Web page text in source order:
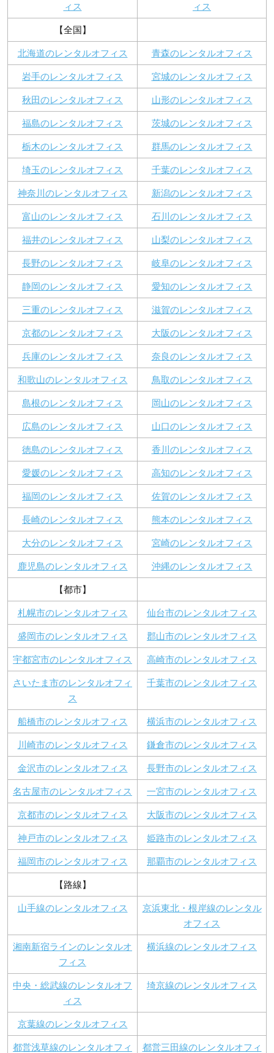
ィス
ィス
【全国】
北海道のレンタルオフィス 青森のレンタルオフィス
岩手のレンタルオフィス 宮城のレンタルオフィス
秋田のレンタルオフィス 山形のレンタルオフィス
福島のレンタルオフィス 茨城のレンタルオフィス
栃木のレンタルオフィス 群馬のレンタルオフィス
埼玉のレンタルオフィス 千葉のレンタルオフィス
神奈川のレンタルオフィス 新潟のレンタルオフィス
富山のレンタルオフィス 石川のレンタルオフィス
福井のレンタルオフィス 山梨のレンタルオフィス
長野のレンタルオフィス 岐阜のレンタルオフィス
静岡のレンタルオフィス 愛知のレンタルオフィス
三重のレンタルオフィス 滋賀のレンタルオフィス
京都のレンタルオフィス 大阪のレンタルオフィス
兵庫のレンタルオフィス 奈良のレンタルオフィス
和歌山のレンタルオフィス 鳥取のレンタルオフィス
島根のレンタルオフィス 岡山のレンタルオフィス
広島のレンタルオフィス 山口のレンタルオフィス
徳島のレンタルオフィス 香川のレンタルオフィス
愛媛のレンタルオフィス 高知のレンタルオフィス
福岡のレンタルオフィス 佐賀のレンタルオフィス
長崎のレンタルオフィス 熊本のレンタルオフィス
大分のレンタルオフィス 宮崎のレンタルオフィス
鹿児島のレンタルオフィス 沖縄のレンタルオフィス
【都市】
札幌市のレンタルオフィス 仙台市のレンタルオフィス
盛岡市のレンタルオフィス 郡山市のレンタルオフィス
宇都宮市のレンタルオフィス 高崎市のレンタルオフィス
さいたま市のレンタルオフィ
ス
千葉市のレンタルオフィス
船橋市のレンタルオフィス 横浜市のレンタルオフィス
川崎市のレンタルオフィス 鎌倉市のレンタルオフィス
金沢市のレンタルオフィス 長野市のレンタルオフィス
名古屋市のレンタルオフィス 一宮市のレンタルオフィス
京都市のレンタルオフィス 大阪市のレンタルオフィス
神戸市のレンタルオフィス 姫路市のレンタルオフィス
福岡市のレンタルオフィス 那覇市のレンタルオフィス
【路線】
山手線のレンタルオフィス
京浜東北・根岸線のレンタル
オフィス
湘南新宿ラインのレンタルオ
フィス
横浜線のレンタルオフィス
中央・総武線のレンタルオフ
ィス
埼京線のレンタルオフィス
京葉線のレンタルオフィス
都営浅草線のレンタルオフィ
都営三田線のレンタルオフィ